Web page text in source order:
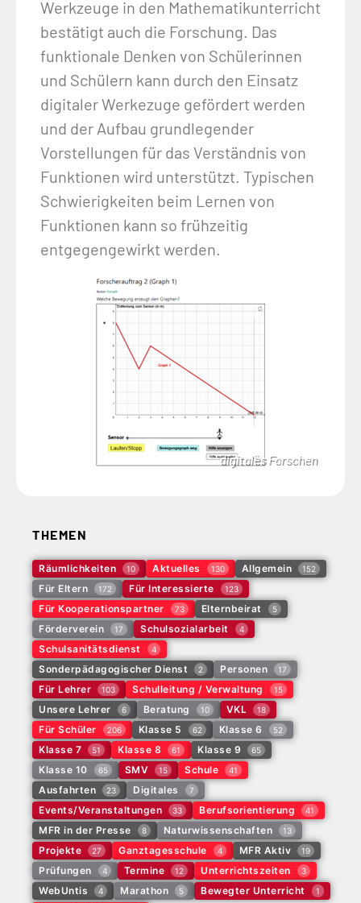
Werkzeuge in den Mathematikunterricht
bestätigt auch die Forschung. Das
funktionale Denken von Schülerinnen
und Schülern kann durch den Einsatz
digitaler Werkezuge gefördert werden
und der Aufbau grundlegender
Vorstellungen für das Verständnis von
Funktionen wird unterstützt. Typischen
Schwierigkeiten beim Lernen von
Funktionen kann so frühzeitig
entgegengewirkt werden.
digitales Forschen
THEMEN
Räumlichkeiten 10 Aktuelles 130 Allgemein 152
Für Eltern 172 Für Interessierte 123
Für Kooperationspartner 73 Elternbeirat 5
Förderverein 17 Schulsozialarbeit 4
Schulsanitätsdienst 4
Sonderpädagogischer Dienst 2 Personen 17
Für Lehrer 103 Schulleitung / Verwaltung 15
Unsere Lehrer 6 Beratung 10 VKL 18
Für Schüler 206 Klasse 5 62 Klasse 6 52
Klasse 7 51 Klasse 8 61 Klasse 9 65
Klasse 10 65 SMV 15 Schule 41
Ausfahrten 23 Digitales 7
Events/Veranstaltungen 33 Berufsorientierung 41
MFR in der Presse 8 Naturwissenschaften 13
Projekte 27 Ganztagesschule 4 MFR Aktiv 19
Prüfungen 4 Termine 12 Unterrichtszeiten 3
WebUntis 4 Marathon 5 Bewegter Unterricht 1